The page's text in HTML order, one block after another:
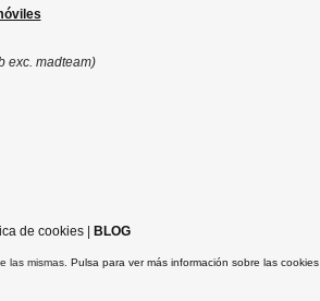
exc. madteam)
de cookies| BLOG
las mismas. Pulsa para ver más información sobre las cookies